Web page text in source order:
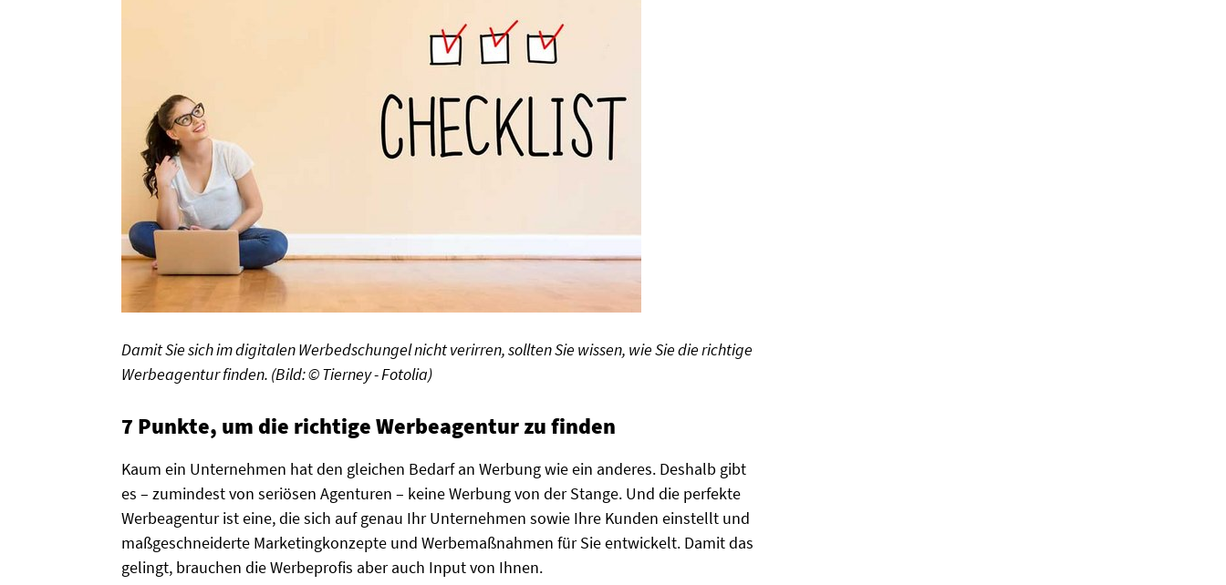
Damit Sie sich im digitalen Werbedschungel nicht verirren, sollten Sie wissen, wie Sie die richtige
Werbeagentur finden. (Bild: © Tierney - Fotolia)
7 Punkte, um die richtige Werbeagentur zu finden
Kaum ein Unternehmen hat den gleichen Bedarf an Werbung wie ein anderes. Deshalb gibt
es – zumindest von seriösen Agenturen – keine Werbung von der Stange. Und die perfekte
Werbeagentur ist eine, die sich auf genau Ihr Unternehmen sowie Ihre Kunden einstellt und
maßgeschneiderte Marketingkonzepte und Werbemaßnahmen für Sie entwickelt. Damit das
gelingt, brauchen die Werbeprofis aber auch Input von Ihnen.